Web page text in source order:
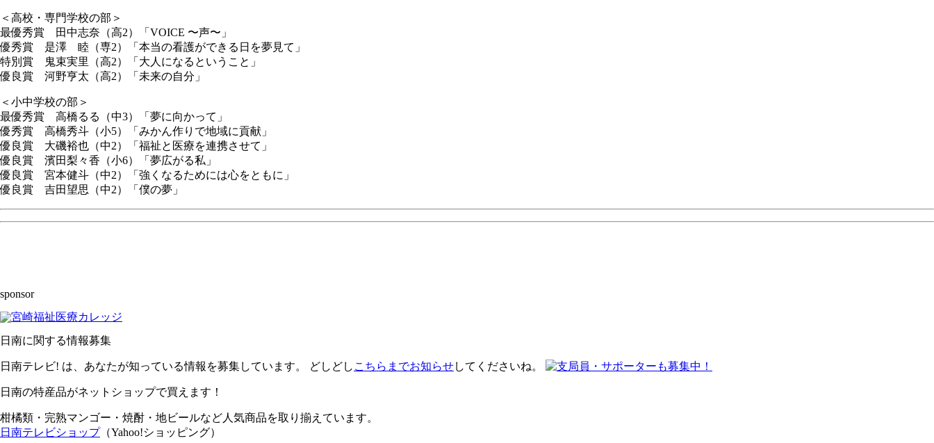
＜高校・専門学校の部＞
最優秀賞 田中志奈（高2）「VOICE 〜声〜」
優秀賞 是澤 睦（専2）「本当の看護ができる日を夢見て」
特別賞 鬼束実里（高2）「大人になるということ」
優良賞 河野亨太（高2）「未来の自分」
＜小中学校の部＞
最優秀賞 高橋るる（中3）「夢に向かって」
優秀賞 高橋秀斗（小5）「みかん作りで地域に貢献」
優良賞 大磯裕也（中2）「福祉と医療を連携させて」
優良賞 濱田梨々香（小6）「夢広がる私」
優良賞 宮本健斗（中2）「強くなるためには心をともに」
優良賞 吉田望思（中2）「僕の夢」
sponsor
日南に関する情報募集
日南テレビ! は、あなたが知っている情報を募集しています。 どしどし こちらまでお知らせしてくださいね。
日南の特産品がネットショップで買えます！
柑橘類・完熟マンゴー・焼酎・地ビールなど人気商品を取り揃えています。
日南テレビショップ（Yahoo!ショッピング）